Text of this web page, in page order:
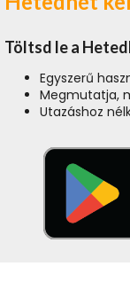
Töltsd le a
Egyszerű
Megmutatja,
Utazáshoz